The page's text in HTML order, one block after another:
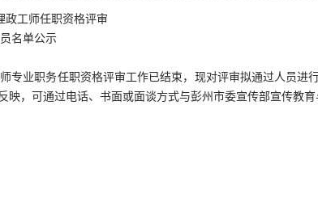
政工师任职资格评审
名单公示
专业职务任职资格评审工作已结束，现对评审拟通过人员进
，可通过电话、书面或面谈方式与彭州市委宣传部宣传教育